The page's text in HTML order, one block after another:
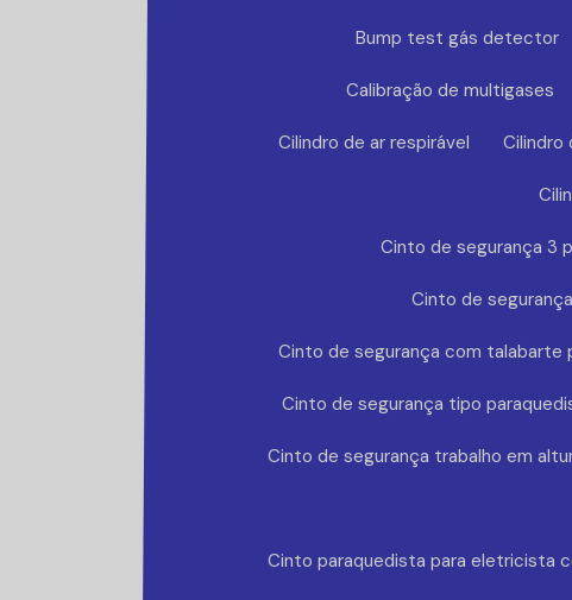
Bump test gás detector
Calibração de multigases
Cilindro de ar respirável Cilindro
Cinto de segurança 3
Cinto de
Cinto de segurança com talabarte
Cinto de segurança tipo
Cinto de segurança trabalho em
Cinto paraquedista para eletricista